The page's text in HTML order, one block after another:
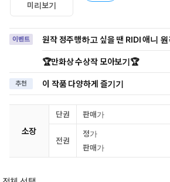
미리보기
이벤트 원작 정주행하고 싶을 땐 RIDI 애니
🏆만화상 수상작 모아보기🏆
추천 이 작품 다양하게 즐기기
소장
단권 판매가
전권
정가
판매가